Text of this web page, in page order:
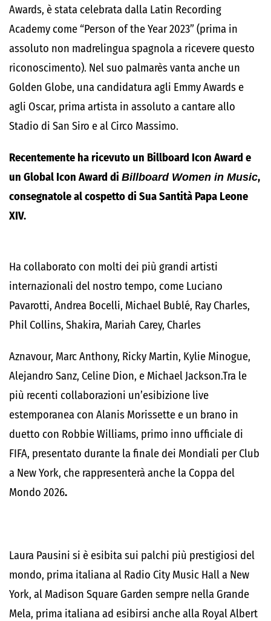
Awards, è stata celebrata dalla Latin Recording
Academy come “Person of the Year 2023” (prima in
assoluto non madrelingua spagnola a ricevere questo
riconoscimento). Nel suo palmarès vanta anche un
Golden Globe, una candidatura agli Emmy Awards e
agli Oscar, prima artista in assoluto a cantare allo
Stadio di San Siro e al Circo Massimo.
Recentemente ha ricevuto un Billboard Icon Award e
un Global Icon Award di Billboard Women in Music,
consegnatole al cospetto di Sua Santità Papa Leone
XIV.
Ha collaborato con molti dei più grandi artisti
internazionali del nostro tempo, come Luciano
Pavarotti, Andrea Bocelli, Michael Bublé, Ray Charles,
Phil Collins, Shakira, Mariah Carey, Charles
Aznavour, Marc Anthony, Ricky Martin, Kylie Minogue,
Alejandro Sanz, Celine Dion, e Michael Jackson.Tra le
più recenti collaborazioni un’esibizione live
estemporanea con Alanis Morissette e un brano in
duetto con Robbie Williams, primo inno ufficiale di
FIFA, presentato durante la finale dei Mondiali per Club
a New York, che rappresenterà anche la Coppa del
Mondo 2026.
Laura Pausini si è esibita sui palchi più prestigiosi del
mondo, prima italiana al Radio City Music Hall a New
York, al Madison Square Garden sempre nella Grande
Mela, prima italiana ad esibirsi anche alla Royal Albert